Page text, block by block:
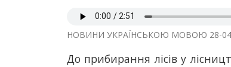
НОВИНИ УКРАЇНСЬКОЮ МОВОЮ 28-
До прибирання лісів у